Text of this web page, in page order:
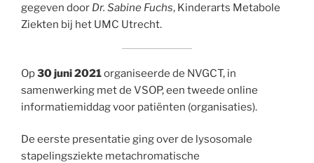
gegeven door Dr. Sabine Fuchs, Kinderarts Metabole
Ziekten bij het UMC Utrecht.
Op30 juni 2021organiseerde de NVGCT, in
samenwerking met de VSOP, een tweede online
informatiemiddag voor patiënten (organisaties).
De eerste presentatie ging overde lysosomale
stapelingsziekte metachromatische